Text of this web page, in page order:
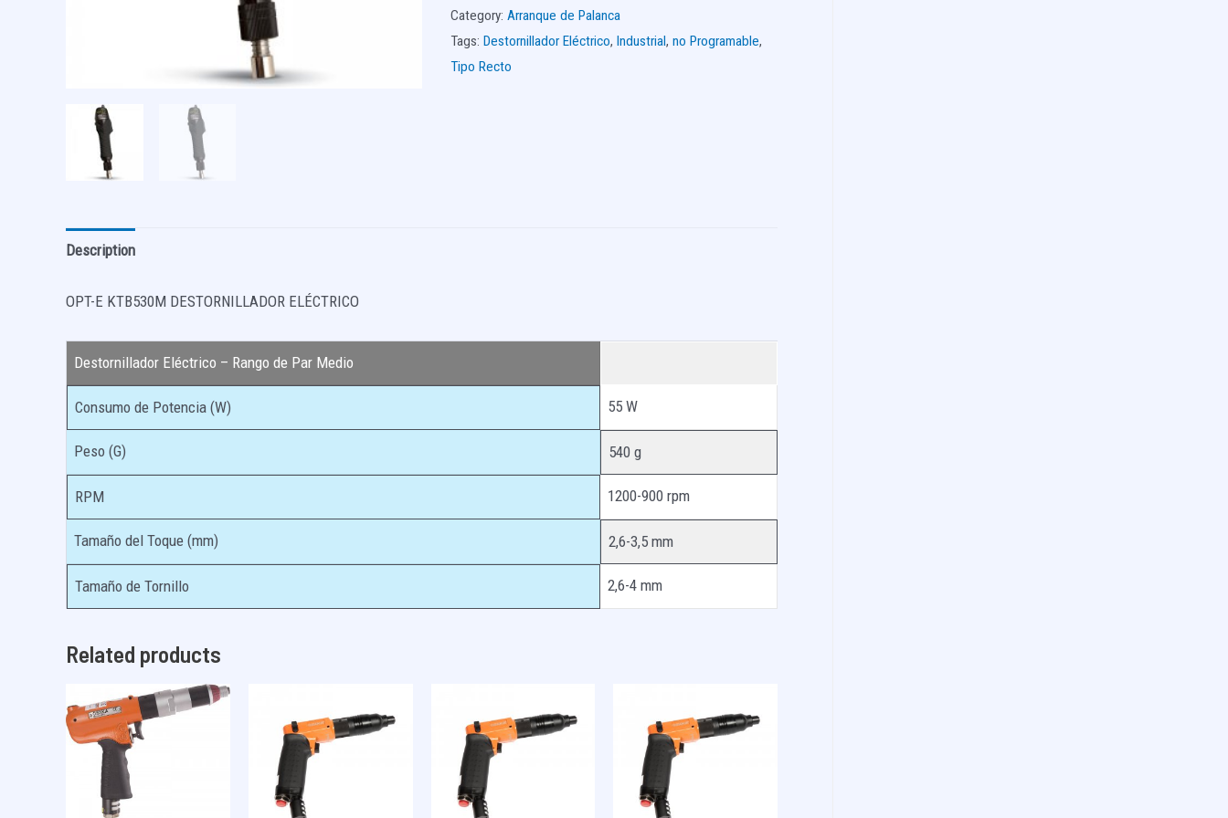
Category: Arranque de Palanca
Tags: Destornillador Eléctrico, Industrial, no Programable,
Tipo Recto
Description
OPT-E KTB530M DESTORNILLADOR ELÉCTRICO
Destornillador Eléctrico – Rango de Par Medio
Consumo de Potencia (W) 55 W
Peso (G) 540 g
RPM 1200-900 rpm
Tamaño del Toque (mm) 2,6-3,5 mm
Tamaño de Tornillo 2,6-4 mm
Related products